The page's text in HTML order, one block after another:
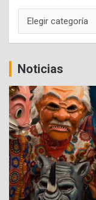
Noticias